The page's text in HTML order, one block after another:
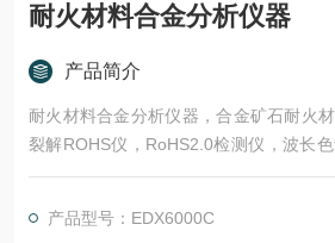
耐火材料合金分析仪器
产品简介
耐火材料合金分析仪器，合金矿石耐火
裂解ROHS仪，RoHS2.0检测仪，波长
谱仪，膜厚仪，液相色谱，ICP，膜厚仪
产品型号：EDX6000C